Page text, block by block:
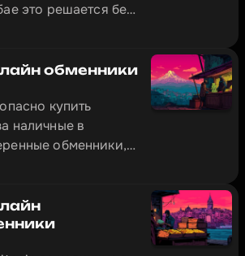
это решается без
В городе
где
на криптовалюту
обменники
купить
наличные в
обменники,
и документы